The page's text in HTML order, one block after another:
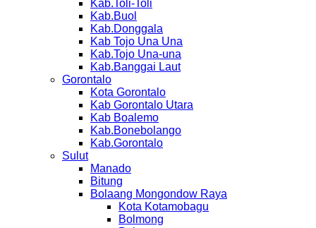
Kab.Toli-Toli
Kab.Buol
Kab.Donggala
Kab Tojo Una Una
Kab.Tojo Una-una
Kab.Banggai Laut
Gorontalo
Kota Gorontalo
Kab Gorontalo Utara
Kab Boalemo
Kab.Bonebolango
Kab.Gorontalo
Sulut
Manado
Bitung
Bolaang Mongondow Raya
Kota Kotamobagu
Bolmong